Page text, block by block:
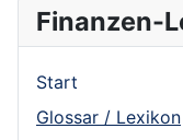
Finanzen-
Start
Glossar / Lexikon